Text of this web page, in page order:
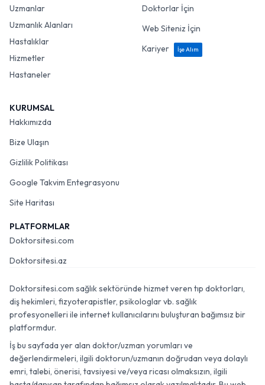
Uzmanlar
Uzmanlık Alanları
Hastalıklar
Hizmetler
Hastaneler
Doktorlar İçin
Web Siteniz İçin
Kariyer
İşe Alım
KURUMSAL
Hakkımızda
Bize Ulaşın
Gizlilik Politikası
Google Takvim Entegrasyonu
Site Haritası
PLATFORMLAR
Doktorsitesi.com
Doktorsitesi.az
Doktorsitesi.com sağlık sektöründe hizmet veren tıp doktorları,
diş hekimleri, fizyoterapistler, psikologlar vb. sağlık
profesyonelleri ile internet kullanıcılarını buluşturan bağımsız bir
platformdur.
İş bu sayfada yer alan doktor/uzman yorumları ve
değerlendirmeleri, ilgili doktorun/uzmanın doğrudan veya dolaylı
emri, talebi, önerisi, tavsiyesi ve/veya ricası olmaksızın, ilgili